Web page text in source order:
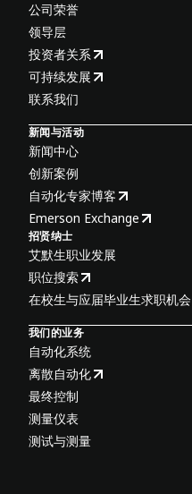
公司荣誉
领导层
投资者关系
可持续发展
联系我们
新闻与活动
新闻中心
创新案例
自动化专家博客
Emerson Exchange
招贤纳士
艾默生职业发展
职位搜索
在校生与应届毕业生求职机会
我们的业务
自动化系统
离散自动化
最终控制
测量仪表
测试与测量